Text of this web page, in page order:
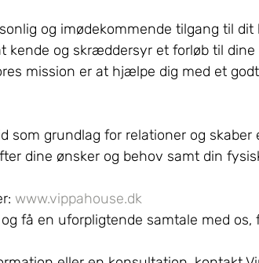
og imødekommende tilgang til dit
kende og skræddersyr et forløb til
mission er at hjælpe dig med et
som grundlag for relationer og
dine ønsker og behov samt din
www.vippahouse.dk
få en uforpligtende samtale med